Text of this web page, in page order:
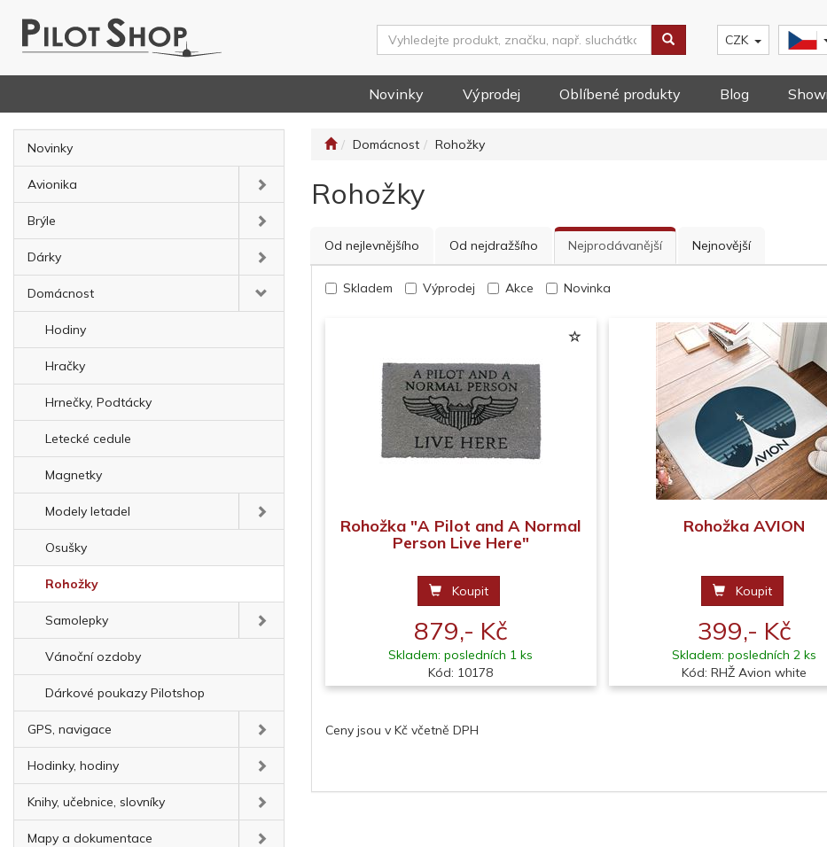
CZK
Novinky Výprodej Oblíbené produkty Blog
Novinky
Avionika
Brýle
Dárky
Domácnost
Hodiny
Hračky
Hrnečky, Podtácky
Letecké cedule
Magnetky
Modely letadel
Osušky
Rohožky
Samolepky
Vánoční ozdoby
Dárkové poukazy Pilotshop
GPS, navigace
Hodinky, hodiny
Knihy, učebnice, slovníky
Mapy a dokumentace
Domácnost Rohožky
Rohožky
Od nejlevnějšího Od nejdražšího Nejprodávanější Nejnovější
Skladem Výprodej Akce Novinka
Rohožka "A Pilot and A Normal
Person Live Here"
Koupit
879,- Kč
Skladem: posledních 1 ks
Kód: 10178
Rohožka AVION
Koupit
399,- Kč
Skladem: posledních 2 ks
Kód: RHŽ Avion white
Ceny jsou v Kč včetně DPH